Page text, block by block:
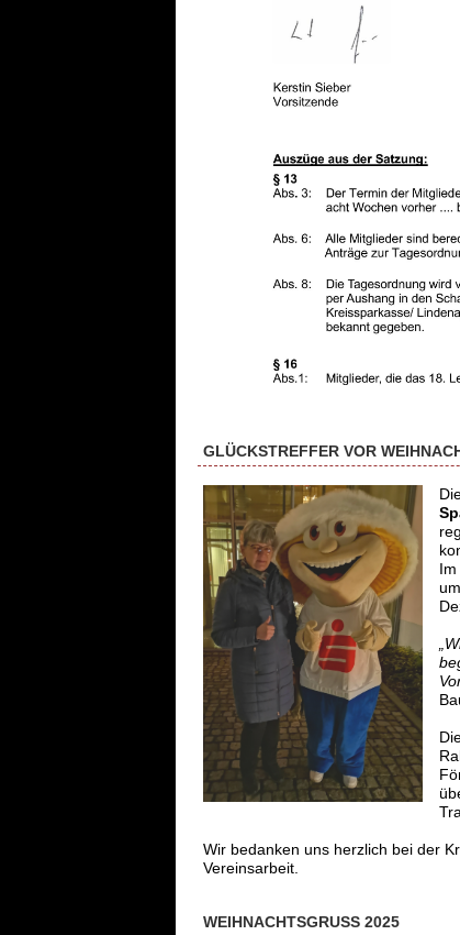
GLÜCKSTREFFER VOR
Wir bedanken uns herzlich bei der
Vereinsarbeit.
WEIHNACHTSGRUSS 2025